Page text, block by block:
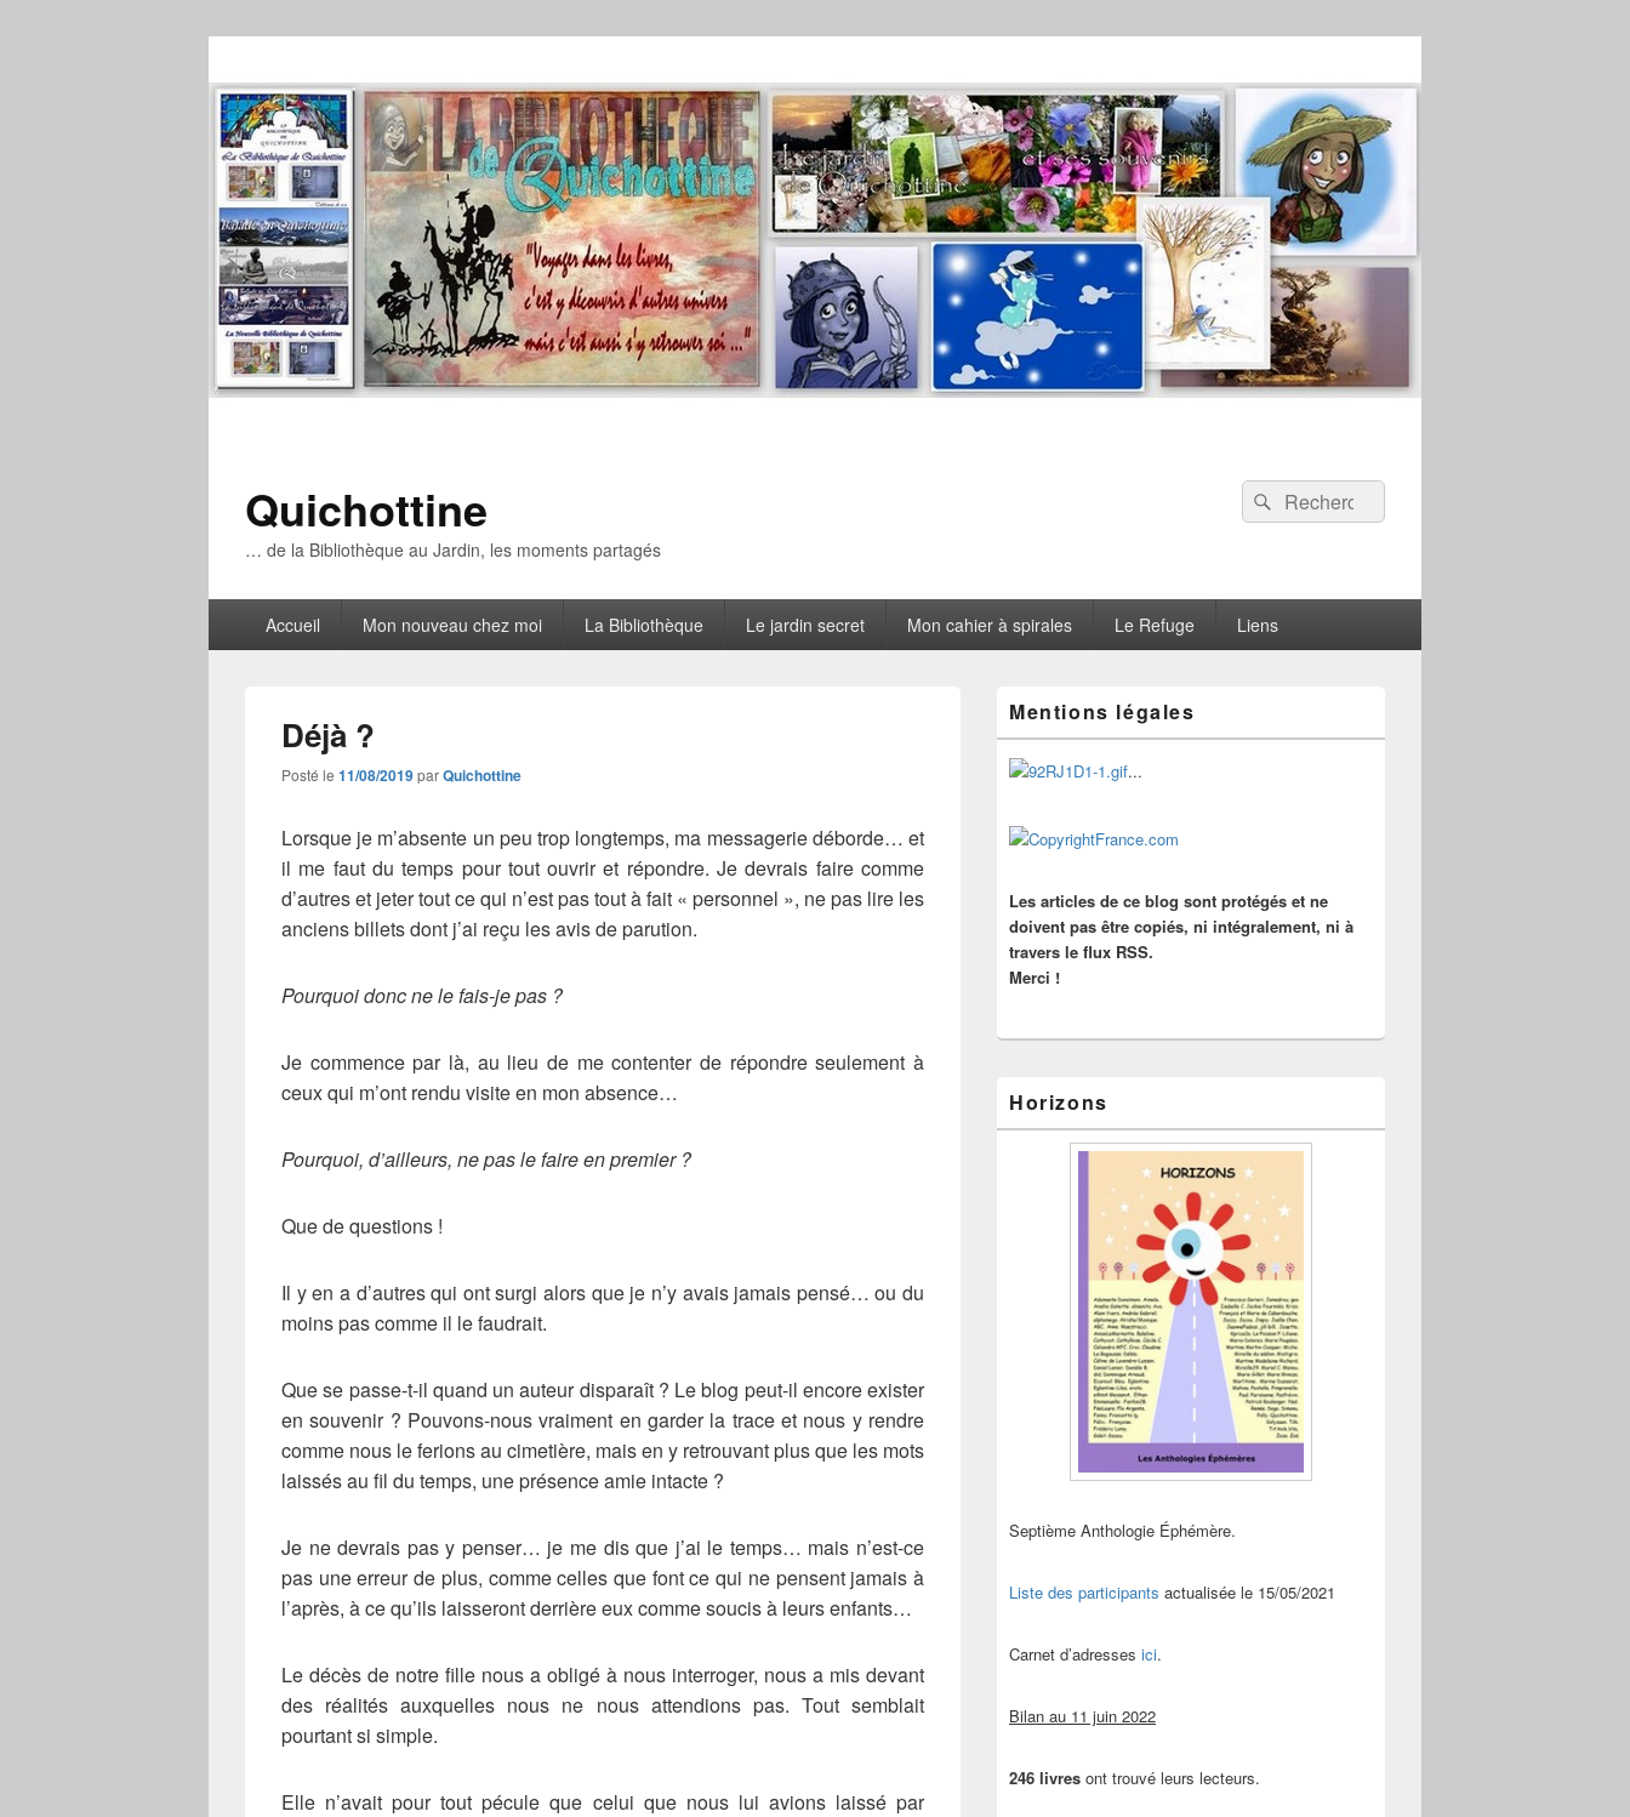
Quichottine
… de la Bibliothèque au Jardin, les moments partagés
Recherche :
Rechercher
principalAccueil Mon nouveau chez moi La Bibliothèque Le jardin secret Mon cahier à spirales Le Refuge Liens
Déjà ?
Posté le 11/08/2019parQuichottine
Lorsque je m’absente un peu trop longtemps, ma messagerie déborde… et
il me faut du temps pour tout ouvrir et répondre. Je devrais faire comme
d’autres et jeter tout ce qui n’est pas tout à fait « personnel », ne pas lire les
anciens billets dont j’ai reçu les avis de parution.
Pourquoi donc ne le fais-je pas ?
Je commence par là, au lieu de me contenter de répondre seulement à
ceux qui m’ont rendu visite en mon absence…
Pourquoi, d’ailleurs, ne pas le faire en premier ?
Que de questions !
Il y en a d’autres qui ont surgi alors que je n’y avais jamais pensé… ou du
moins pas comme il le faudrait.
Que se passe-t-il quand un auteur disparaît ? Le blog peut-il encore exister
en souvenir ? Pouvons-nous vraiment en garder la trace et nous y rendre
comme nous le ferions au cimetière, mais en y retrouvant plus que les mots
laissés au fil du temps, une présence amie intacte ?
Je ne devrais pas y penser… je me dis que j’ai le temps… mais n’est-ce
pas une erreur de plus, comme celles que font ce qui ne pensent jamais à
l’après, à ce qu’ils laisseront derrière eux comme soucis à leurs enfants…
Le décès de notre fille nous a obligé à nous interroger, nous a mis devant
des réalités auxquelles nous ne nous attendions pas. Tout semblait
pourtant si simple.
Elle n’avait pour tout pécule que celui que nous lui avions laissé par
principale
de
widget
pour
barre
latérale
Mentions légales
...
Les articles de ce blog sont protégés et ne
doivent pas être copiés, ni intégralement, ni à
travers le flux RSS.
Merci !
Horizons
Septième Anthologie Éphémère.
Liste des participants actualisée le 15/05/2021
Carnet d’adresses ici.
Bilan au 11 juin 2022
246 livres ont trouvé leurs lecteurs.